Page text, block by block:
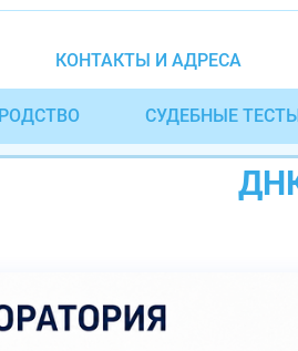
КОНТАКТЫ И АДРЕСА
РОДСТВО СУДЕБНЫЕ